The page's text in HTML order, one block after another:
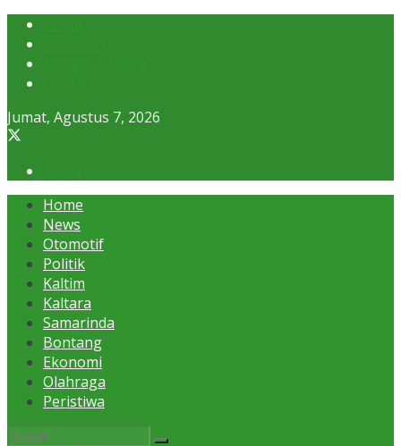
Jumat, Agustus 7, 2026
Home
News
Otomotif
Politik
Kaltim
Kaltara
Samarinda
Bontang
Ekonomi
Olahraga
Peristiwa